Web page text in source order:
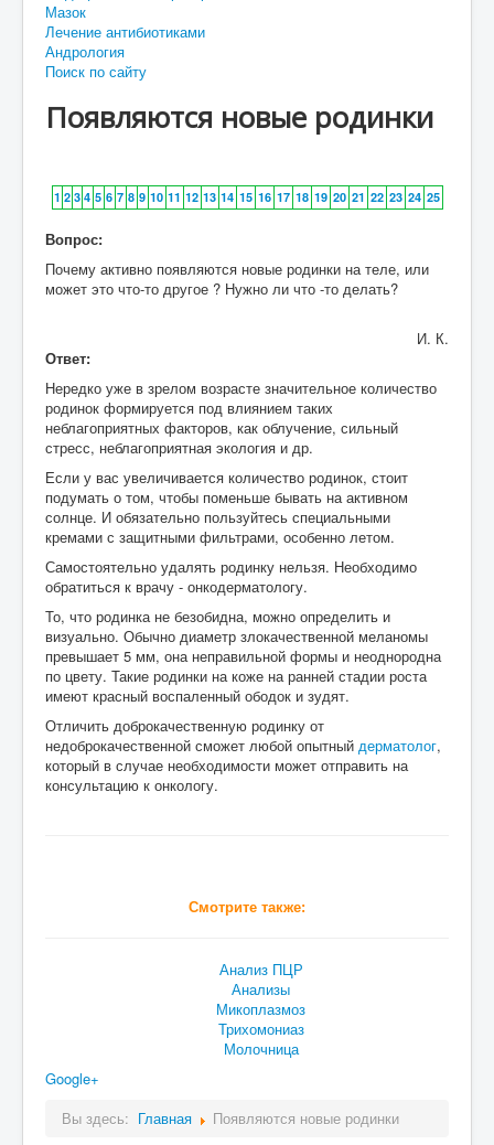
Мазок
Лечение антибиотиками
Андрология
Поиск по сайту
Появляются новые родинки
1 2 3 4 5 6 7 8 9 10 11 12 13 14 15 16 17 18 19 20 21 22 23 24 25
Вопрос:
Почему активно появляются новые родинки на теле, или
может это что-то другое ? Нужно ли что -то делать?
И. К.
Ответ:
Нередко уже в зрелом возрасте значительное количество
родинок формируется под влиянием таких
неблагоприятных факторов, как облучение, сильный
стресс, неблагоприятная экология и др.
Если у вас увеличивается количество родинок, стоит
подумать о том, чтобы поменьше бывать на активном
солнце. И обязательно пользуйтесь специальными
кремами с защитными фильтрами, особенно летом.
Самостоятельно удалять родинку нельзя. Необходимо
обратиться к врачу - онкодерматологу.
То, что родинка не безобидна, можно определить и
визуально. Обычно диаметр злокачественной меланомы
превышает 5 мм, она неправильной формы и неоднородна
по цвету. Такие родинки на коже на ранней стадии роста
имеют красный воспаленный ободок и зудят.
Отличить доброкачественную родинку от
недоброкачественной сможет любой опытный дерматолог,
который в случае необходимости может отправить на
консультацию к онкологу.
Смотрите также:
Анализ ПЦР
Анализы
Микоплазмоз
Трихомониаз
Молочница
Google+
Вы здесь: Главная Появляются новые родинки